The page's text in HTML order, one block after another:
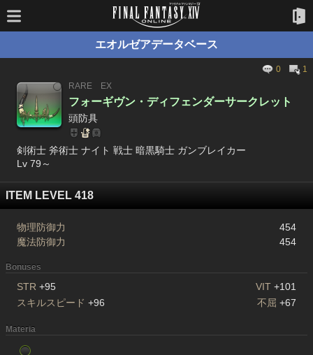
エオルゼアデータベース
0
1
RARE
EX
フォーギヴン・ディフェンダーサークレット
頭防具
剣術士 斧術士 ナイト 戦士 暗黒騎士 ガンブレイカー
Lv 79～
ITEM LEVEL 418
物理防御力
454
魔法防御力
454
Bonuses
STR +95 VIT +101
スキルスピード +96 不屈 +67
Materia